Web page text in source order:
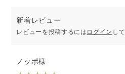
新着レビュー
レビューを投稿するには ログイン し
ノッポ様